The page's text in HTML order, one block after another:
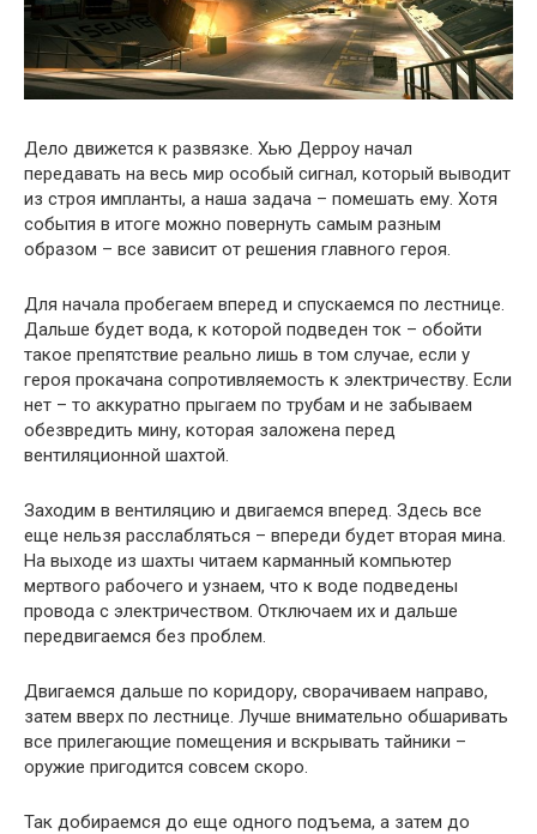
Дело движется к развязке. Хью Дерроу начал
передавать на весь мир особый сигнал, который выводит
из строя импланты, а наша задача – помешать ему. Хотя
события в итоге можно повернуть самым разным
образом – все зависит от решения главного героя.
Для начала пробегаем вперед и спускаемся по лестнице.
Дальше будет вода, к которой подведен ток – обойти
такое препятствие реально лишь в том случае, если у
героя прокачана сопротивляемость к электричеству. Если
нет – то аккуратно прыгаем по трубам и не забываем
обезвредить мину, которая заложена перед
вентиляционной шахтой.
Заходим в вентиляцию и двигаемся вперед. Здесь все
еще нельзя расслабляться – впереди будет вторая мина.
На выходе из шахты читаем карманный компьютер
мертвого рабочего и узнаем, что к воде подведены
провода с электричеством. Отключаем их и дальше
передвигаемся без проблем.
Двигаемся дальше по коридору, сворачиваем направо,
затем вверх по лестнице. Лучше внимательно обшаривать
все прилегающие помещения и вскрывать тайники –
оружие пригодится совсем скоро.
Так добираемся до еще одного подъема, а затем до